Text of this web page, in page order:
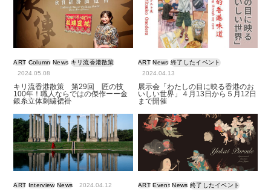
ART Column News キリ流香港散策
2024.05.08
キリ流香港散策 第29回 匠の技
100年！職人ならではの傑作ーー金
銀糸立体刺繍裙褂
ART News 終了したイベント
2024.04.13
展示会「わたしの目に映る香港のお
いしい世界」４月13日から５月12日
まで開催
ART Interview News 2024.04.12 ART Event News 終了したイベント